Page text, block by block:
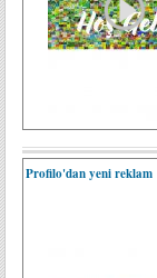
Profilo'dan yeni reklam